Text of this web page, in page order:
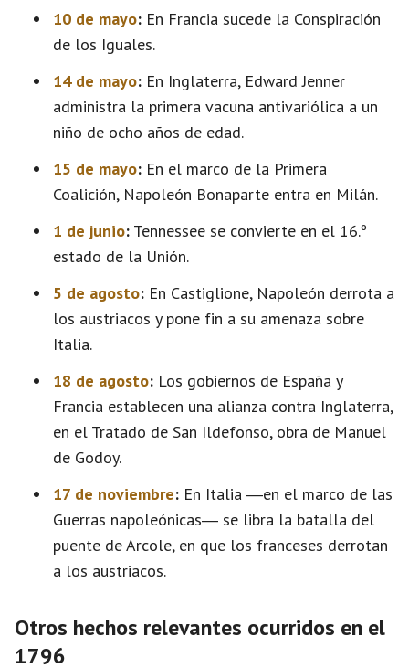
10 de mayo: En Francia sucede la Conspiración
de los Iguales.
14 de mayo: En Inglaterra, Edward Jenner
administra la primera vacuna antivariólica a un
niño de ocho años de edad.
15 de mayo: En el marco de la Primera
Coalición, Napoleón Bonaparte entra en Milán.
1 de junio: Tennessee se convierte en el 16.º
estado de la Unión.
5 de agosto: En Castiglione, Napoleón derrota a
los austriacos y pone fin a su amenaza sobre
Italia.
18 de agosto: Los gobiernos de España y
Francia establecen una alianza contra Inglaterra,
en el Tratado de San Ildefonso, obra de Manuel
de Godoy.
17 de noviembre: En Italia ―en el marco de las
Guerras napoleónicas― se libra la batalla del
puente de Arcole, en que los franceses derrotan
a los austriacos.
Otros hechos relevantes ocurridos en el
1796